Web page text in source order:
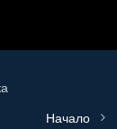
Начало